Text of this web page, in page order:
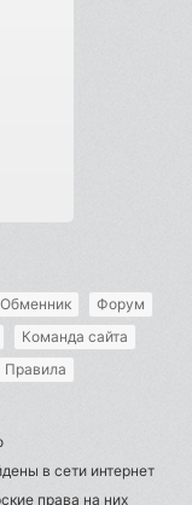
Обменник
Форум
Команда сайта
Правила
в сети интернет
права на них